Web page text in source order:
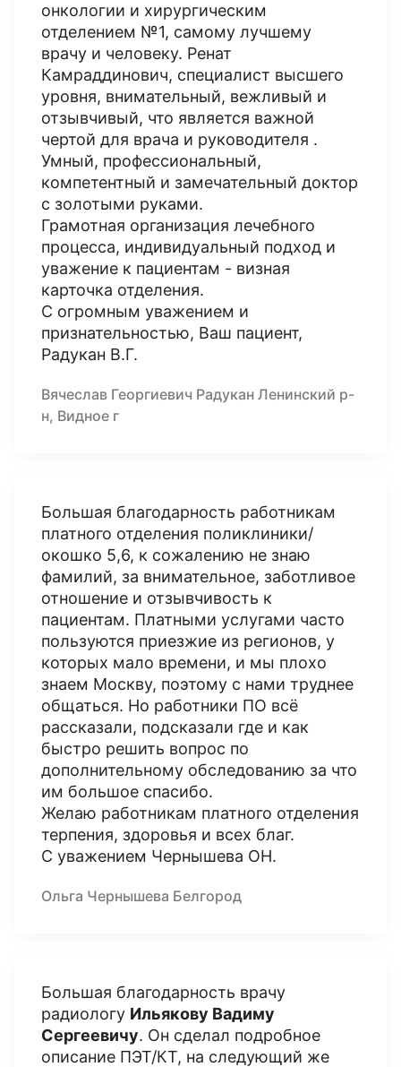
онкологии и хирургическим
отделением №1, самому лучшему
врачу и человеку. Ренат
Камраддинович, специалист высшего
уровня, внимательный, вежливый и
отзывчивый, что является важной
чертой для врача и руководителя .
Умный, профессиональный,
компетентный и замечательный доктор
с золотыми руками.
Грамотная организация лечебного
процесса, индивидуальный подход и
уважение к пациентам - визная
карточка отделения.
С огромным уважением и
признательностью, Ваш пациент,
Радукан В.Г.
Вячеслав Георгиевич Радукан Ленинский р-
н, Видное г
Большая благодарность работникам
платного отделения поликлиники/
окошко 5,6, к сожалению не знаю
фамилий, за внимательное, заботливое
отношение и отзывчивость к
пациентам. Платными услугами часто
пользуются приезжие из регионов, у
которых мало времени, и мы плохо
знаем Москву, поэтому с нами труднее
общаться. Но работники ПО всё
рассказали, подсказали где и как
быстро решить вопрос по
дополнительному обследованию за что
им большое спасибо.
Желаю работникам платного отделения
терпения, здоровья и всех благ.
С уважением Чернышева ОН.
Ольга Чернышева Белгород
Большая благодарность врачу
радиологу Ильякову Вадиму
Сергеевичу. Он сделал подробное
описание ПЭТ/КТ, на следующий же